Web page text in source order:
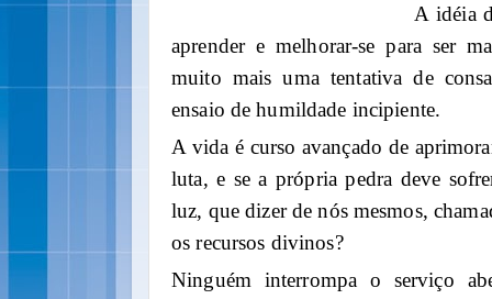
A idéia
aprender e melhorar-se para ser
muito mais uma tentativa de
ensaio de humildade incipiente.
A vida é curso avançado de
luta, e se a própria pedra deve
luz, que dizer de nós mesmos,
os recursos divinos?
Ninguém interrompa o serviço